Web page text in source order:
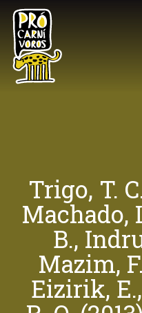
Skip
main
content
Trigo, T.
Machado,
B.,
Mazim,
Eizirik,